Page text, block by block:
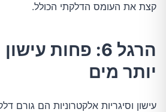
קצת את העומס הדלקתי הכולל.
הרגל 6: פחות
יותר מים
עישון וסיגריות אלקטרוניות הם גורם